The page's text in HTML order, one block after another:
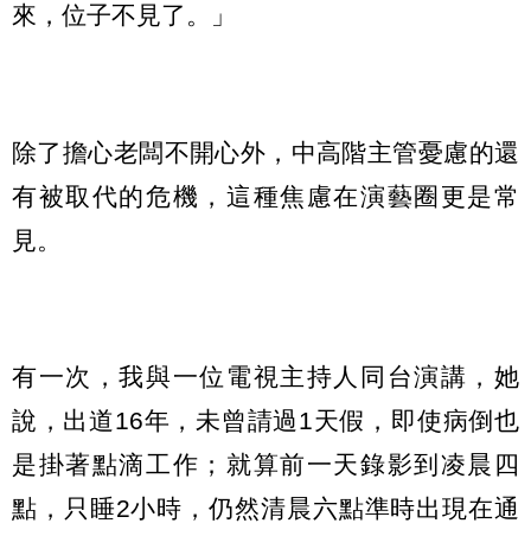
來，位子不見了。」
除了擔心老闆不開心外，中高階主管憂慮的還
有被取代的危機，這種焦慮在演藝圈更是常
見。
有一次，我與一位電視主持人同台演講，她
說，出道16年，未曾請過1天假，即使病倒也
是掛著點滴工作；就算前一天錄影到凌晨四
點，只睡2小時，仍然清晨六點準時出現在通